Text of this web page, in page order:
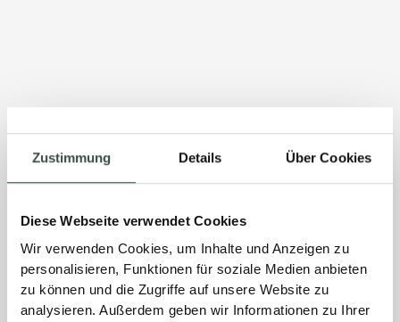
Zustimmung Details Über Cookies
Diese Webseite verwendet Cookies
Wir verwenden Cookies, um Inhalte und Anzeigen zu
personalisieren, Funktionen für soziale Medien anbieten
zu können und die Zugriffe auf unsere Website zu
analysieren. Außerdem geben wir Informationen zu Ihrer